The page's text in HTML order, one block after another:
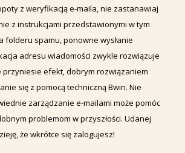
z weryfikacją e-maila, nie zastanawiaj
z instrukcjami przedstawionymi w tym
folderu spamu, ponowne wysłanie
adresu wiadomości zwykle rozwiązuje
przyniesie efekt, dobrym rozwiązaniem
się z pomocą techniczną Bwin. Nie
zarządzanie e-mailami może pomóc
problemom w przyszłości. Udanej
że wkrótce się zalogujesz!